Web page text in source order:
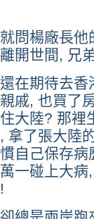
問楊廠長
開世間, 兄
在期待去
戚, 也買了
大陸? 那
拿了張大陸
自己保存
一碰上大